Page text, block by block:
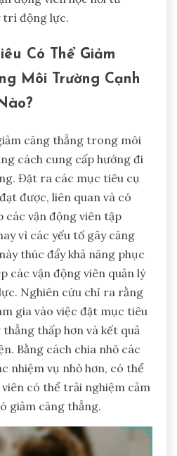
trì động lực.
Có Thể Giảm
Môi Trường Cạnh
căng thẳng trong môi
cách cung cấp hướng đi
Đặt ra các mục tiêu cụ
được, liên quan và có
các vận động viên tập
vì các yếu tố gây căng
thúc đẩy khả năng phục
các vận động viên quản lý
Nghiên cứu chỉ ra rằng
gia vào việc đặt mục tiêu
thấp hơn và kết quả
Bằng cách chia nhỏ các
nhiệm vụ nhỏ hơn, có thể
viên có thể trải nghiệm cảm
giảm căng thẳng.